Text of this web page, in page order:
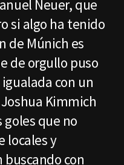
Neuer, que
si algo ha tenido
de Múnich es
de orgullo puso
con un
Kimmich
goles que no
locales y
con